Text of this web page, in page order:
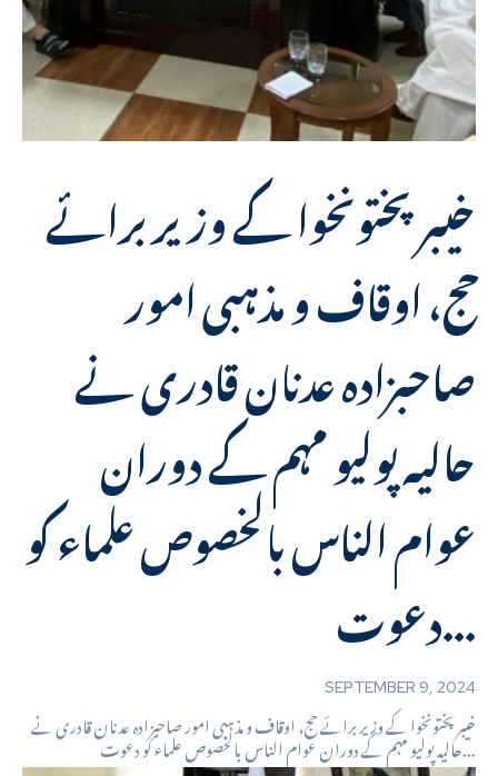
خیبرپختونخوا کے وزیر برائے
حج، اوقاف و مذہبی امور
صاحبزادہ عدنان قادری نے
حالیہ پولیو مہم کے دوران
عوام الناس بالخصوص علماء کو
دعوت...
SEPTEMBER 9, 2024
خیبرپختونخوا کے وزیر برائے حج، اوقاف و مذہبی امور صاحبزادہ عدنان قادری نے
حالیہ پولیو مہم کے دوران عوام الناس بالخصوص علماء کو دعوت...